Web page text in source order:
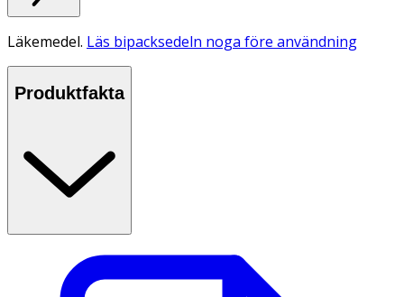
Läkemedel. Läs bipacksedeln noga före användning
Produktfakta